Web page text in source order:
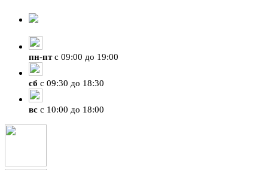
пн-птс 09:00 до 19:00
сб с 09:30 до 18:30
вс с 10:00 до 18:00